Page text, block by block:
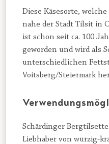
Diese Käsesorte,
nahe der Stadt Tilsit in
ist schon seit ca. 100
geworden und wird als
unterschiedlichen
Voitsberg/Steiermark
Schärdinger
Liebhaber von würzig-